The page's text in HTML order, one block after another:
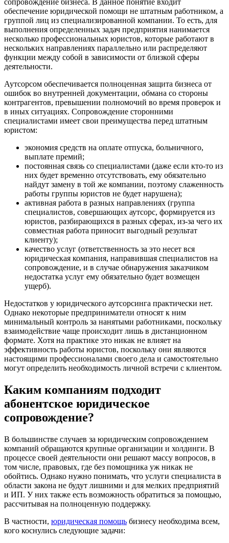
сопровождение бизнеса. В данное понятие входит
обеспечение юридической помощи не штатным работником, а
группой лиц из специализированной компании. То есть, для
выполнения определенных задач предприятия нанимается
несколько профессиональных юристов, которые работают в
нескольких направлениях параллельно или распределяют
функции между собой в зависимости от близкой сферы
деятельности.
Аутсорсом обеспечивается полноценная защита бизнеса от
ошибок во внутренней документации, обмана со стороны
контрагентов, превышении полномочий во время проверок и
в иных ситуациях. Сопровождение сторонними
специалистами имеет свои преимущества перед штатным
юристом:
экономия средств на оплате отпуска, больничного,
выплате премий;
постоянная связь со специалистами (даже если кто-то из
них будет временно отсутствовать, ему обязательно
найдут замену в той же компании, поэтому слаженность
работы группы юристов не будет нарушена);
активная работа в разных направлениях (группа
специалистов, совершающих аутсорс, формируется из
юристов, разбирающихся в разных сферах, из-за чего их
совместная работа приносит выгодный результат
клиенту);
качество услуг (ответственность за это несет вся
юридическая компания, направившая специалистов на
сопровождение, и в случае обнаружения заказчиком
недостатка услуг ему обязательно будет возмещен
ущерб).
Недостатков у юридического аутсорсинга практически нет.
Однако некоторые предприниматели относят к ним
минимальный контроль за нанятыми работниками, поскольку
взаимодействие чаще происходит лишь в дистанционном
формате. Хотя на практике это никак не влияет на
эффективность работы юристов, поскольку они являются
настоящими профессионалами своего дела и самостоятельно
могут определить необходимость личной встречи с клиентом.
Каким компаниям подходит
абонентское юридическое
сопровождение?
В большинстве случаев за юридическим сопровождением
компаний обращаются крупные организации и холдинги. В
процессе своей деятельности они решают массу вопросов, в
том числе, правовых, где без помощника уж никак не
обойтись. Однако нужно понимать, что услуги специалиста в
области закона не будут лишними и для мелких предприятий
и ИП. У них также есть возможность обратиться за помощью,
рассчитывая на полноценную поддержку.
В частности, юридическая помощь бизнесу необходима всем,
кого коснулись следующие задачи: